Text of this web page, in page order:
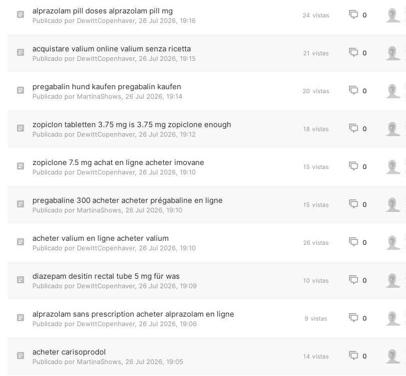
alprazolam pill doses alprazolam pill mg
Publicado por DewittCopenhaver, 26 Jul 2026, 19:16
24 vistas 0
acquistare valium online valium senza ricetta
Publicado por DewittCopenhaver, 26 Jul 2026, 19:15
21 vistas 0
pregabalin hund kaufen pregabalin kaufen
Publicado por MartinaShows 26 Jul 2026, 19:14
20 vistas 0
zopiclon tabletten 3.75 mg is 3.75 mg zopiclone enough
Publicado por DewittCopenhaver, 26 Jul 2026, 19:12
18 vistas 0
zopiclone 7.5 mg achat en ligne acheter imovane
Publicado por DewittCopenhaver, 26 Jul 2026, 19:10
15 vistas 0
pregabaline 300 acheter acheter prégabaline en ligne
Publicado por MartinaShows 26 Jul 2026, 19:10
15 vistas 0
acheter valium en ligne acheter valium
Publicado por DewittCopenhaver, 26 Jul 2026, 19:10
26 vistas 0
diazepam desitin rectal tube 5 mg für was
Publicado por DewittCopenhaver, 26 Jul 2026, 19:09
10 vistas 0
alprazolam sans prescription acheter alprazolam en ligne
Publicado por DewittCopenhaver, 26 Jul 2026, 19:06
9 vistas 0
acheter carisoprodol
Publicado por MartinaShows 26 Jul 2026, 19:05
14 vistas 0